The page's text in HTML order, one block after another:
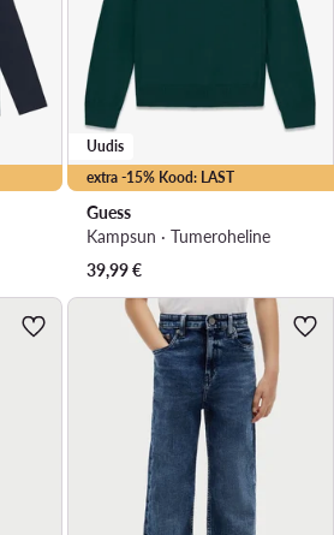
extra -15% Kood: LAST
Uudis
Guess
Kampsun · Tumeroheline
39,99€